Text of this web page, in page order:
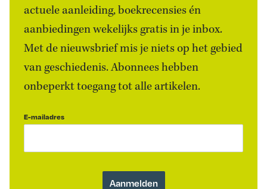
actuele aanleiding, boekrecensies én
aanbiedingen wekelijks gratis in je inbox.
Met de nieuwsbrief mis je niets op het gebied
van geschiedenis. Abonnees hebben
onbeperkt toegang tot alle artikelen.
E-mailadres